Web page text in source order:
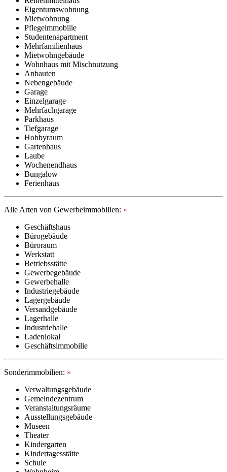
Eigentumswohnung
Mietwohnung
Pflegeimmobilie
Studentenapartment
Mehrfamilienhaus
Mietwohngebäude
Wohnhaus mit Mischnutzung
Anbauten
Nebengebäude
Garage
Einzelgarage
Mehrfachgarage
Parkhaus
Tiefgarage
Hobbyraum
Gartenhaus
Laube
Wochenendhaus
Bungalow
Ferienhaus
Alle Arten von Gewerbeimmobilien: »
Geschäftshaus
Bürogebäude
Büroraum
Werkstatt
Betriebsstätte
Gewerbegebäude
Gewerbehalle
Industriegebäude
Lagergebäude
Versandgebäude
Lagerhalle
Industriehalle
Ladenlokal
Geschäftsimmobilie
Sonderimmobilien: »
Verwaltungsgebäude
Gemeindezentrum
Veranstaltungsräume
Ausstellungsgebäude
Museen
Theater
Kindergarten
Kindertagesstätte
Schule